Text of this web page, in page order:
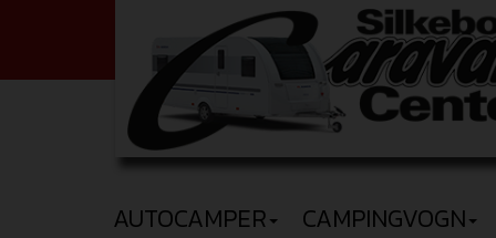
AUTOCAMPER CAMPINGVOGN